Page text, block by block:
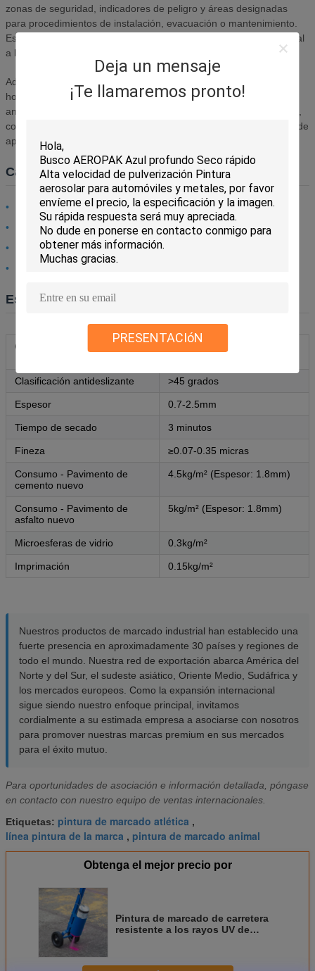
Deja un mensaje
¡Te llamaremos pronto!
PRESENTACIóN
zonas de seguridad, indicadores de peligro y áreas designadas
para procedimientos de instalación, evacuación o mantenimiento.
Esta pintura de alto rendimiento ofrece una resistencia excepcional
a la intemperie y durabilidad química.
Adecuada para su aplicación en múltiples superficies, incluyendo
hormigón, asfalto, césped, madera y materiales sintéticos. Logre
anchos de línea de 6-12 cm dependiendo del ajuste de la boquilla,
con una cobertura de 55-100 metros por lata, según la velocidad de
aplicación y la textura de la superficie.
Características principales
Secado rápido - 3 minutos de tiempo de secado
Resistente a los rayos UV para una durabilidad a largo plazo
Colores ultra brillantes de larga duración
Diseñado para condiciones ambientales extremas
Especificaciones técnicas
Opciones de color
Clasificación antideslizante >45 grados
Espesor 0.7-2.5mm
Tiempo de secado 3 minutos
Fineza ≥0.07-0.35 micras
Consumo - Pavimento de
cemento nuevo
4.5kg/m² (Espesor: 1.8mm)
Consumo - Pavimento de
asfalto nuevo
5kg/m² (Espesor: 1.8mm)
Microesferas de vidrio 0.3kg/m²
Imprimación 0.15kg/m²
Nuestros productos de marcado industrial han establecido una
fuerte presencia en aproximadamente 30 países y regiones de
todo el mundo. Nuestra red de exportación abarca América del
Norte y del Sur, el sudeste asiático, Oriente Medio, Sudáfrica y
los mercados europeos. Como la expansión internacional
sigue siendo nuestro enfoque principal, invitamos
cordialmente a su estimada empresa a asociarse con nosotros
para promover nuestras marcas premium en sus mercados
para el éxito mutuo.
Para oportunidades de asociación e información detallada, póngase
en contacto con nuestro equipo de ventas internacionales.
Etiquetas: pintura de marcado atlética ,
línea pintura de la marca , pintura de marcado animal
Obtenga el mejor precio por
Pintura de marcado de carretera
resistente a los rayos UV de
larga duración